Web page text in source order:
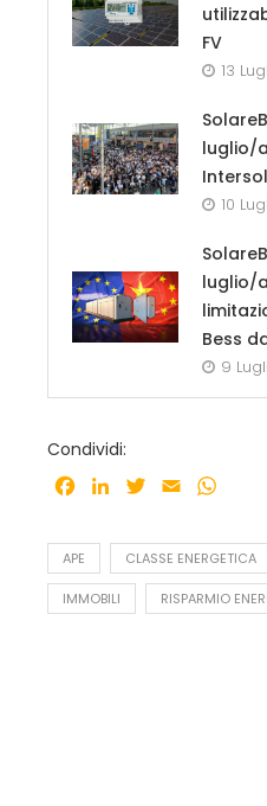
FV
13
luglio/
10
luglio/
Bess
9
Condividi:
Facebook
LinkedInTwitter
Email
APE CLASSE ENERGETICA
IMMOBILI RISPARMIO